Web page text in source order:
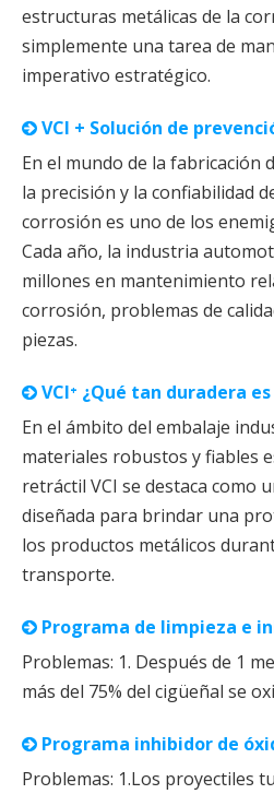
estructuras metálicas de la
simplemente una tarea de
imperativo estratégico.
VCI + Solución de prevención de oxidación sin aceite | Casos de
En el mundo de la fabricación
la precisión y la confiabilidad
corrosión es uno de los
Cada año, la industria
millones en mantenimiento
corrosión, problemas de
piezas.
VCI⁺ ¿Qué tan duradera es
En el ámbito del embalaje
materiales robustos y fiables
retráctil VCI se destaca como
diseñada para brindar una
los productos metálicos
transporte.
Programa de limpieza e inhibidor
Problemas: 1. Después de 1
más del 75% del cigüeñal se
Programa inhibidor de óxido y
Problemas: 1.Los proyectiles